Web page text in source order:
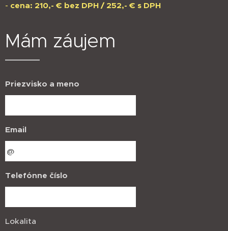
- cena: 210,- € bez DPH / 252,- € s DPH
Mám záujem
Priezvisko a meno
Email
Telefónne číslo
Lokalita